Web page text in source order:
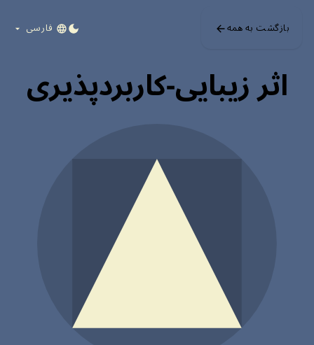
بازگشت به همه DARK MODE
فارسی
اثر زیبایی-کاربردپذیری
افراد اغلب دیزاینی را که از نظر